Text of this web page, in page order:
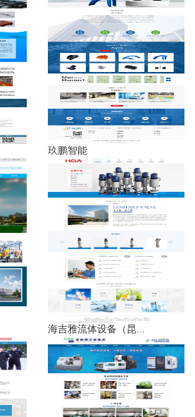
玖鹏智能
海吉雅流体设备（昆...